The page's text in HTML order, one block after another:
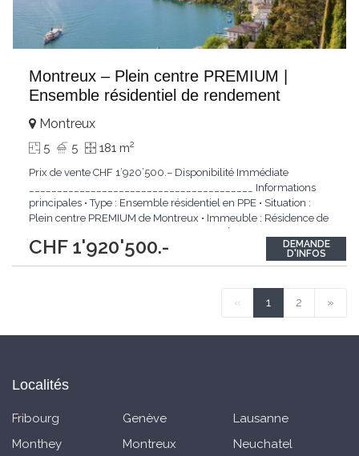
Montreux – Plein centre PREMIUM |
Ensemble résidentiel de rendement
CHF 1'920'500.-
Montreux
5 5 181 m2
Prix de vente CHF 1’920’500.– Disponibilité Immédiate
________________________________________ Informations
principales • Type : Ensemble résidentiel en PPE • Situation :
Plein centre PREMIUM de Montreux • Immeuble : Résidence de
d’entretien • Fonds de rénovation PPE : Constitué et
régulièrement...
DEMANDE
D'INFOS
« 1 2 »
Localités
Fribourg Genève
Lausanne
Monthey
Montreux
Neuchatel